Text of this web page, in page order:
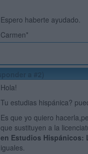
Espero haberte ayudado.
Carmen*
Hola!
Tu estudias hispánica?
Es que yo quiero
que sustituyen a la
en Estudios Hispánicos:
iguales.